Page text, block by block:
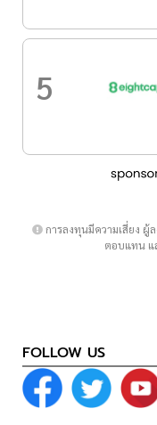
5
การลงทุนมีความเสี่ยง ผู้
ตอบแทน แ
FOLLOW US